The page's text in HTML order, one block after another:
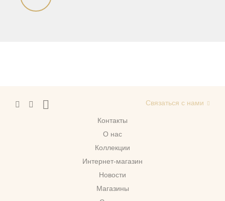
Контакты
О нас
Коллекции
Интернет-магазин
Новости
Магазины
Связаться с нами